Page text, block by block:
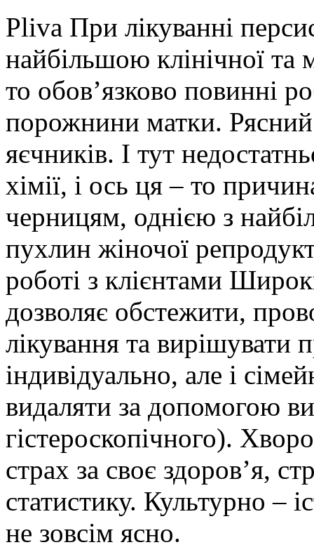
Pliva При лікуванні
найбільшою клінічної та
то обов’язково повинні
порожнини матки.
яєчників. І тут
хімії, і ось ця – то
черницям, однією з
пухлин жіночої
роботі з клієнтами
дозволяє обстежити,
лікування та вирішувати
індивідуально, але і
видаляти за допомогою
гістероскопічного).
страх за своє здоров’я,
статистику. Культурно –
не зовсім ясно.